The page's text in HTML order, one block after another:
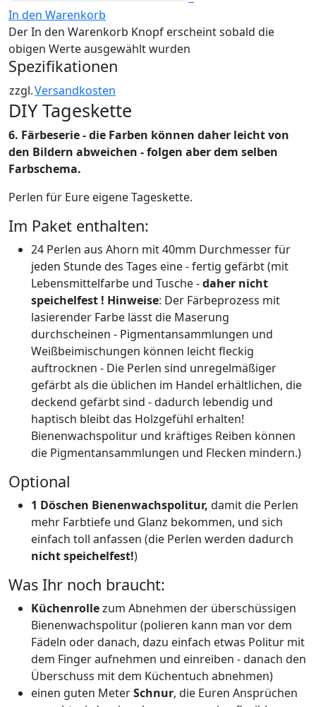
In den Warenkorb
Der In den Warenkorb Knopf erscheint sobald die
obigen Werte ausgewählt wurden
Spezifikationen
zzgl.Versandkosten
DIY Tageskette
6. Färbeserie - die Farben können daher leicht von
den Bildern abweichen - folgen aber dem selben
Farbschema.
Perlen für Eure eigene Tageskette.
Im Paket enthalten:
24 Perlen aus Ahorn mit 40mm Durchmesser für
jeden Stunde des Tages eine - fertig gefärbt (mit
Lebensmittelfarbe und Tusche -daher nicht
speichelfest ! Hinweise: Der Färbeprozess mit
lasierender Farbe lässt die Maserung
durchscheinen - Pigmentansammlungen und
Weißbeimischungen können leicht fleckig
auftrocknen - Die Perlen sind unregelmäßiger
gefärbt als die üblichen im Handel erhältlichen, die
deckend gefärbt sind - dadurch lebendig und
haptisch bleibt das Holzgefühl erhalten!
Bienenwachspolitur und kräftiges Reiben können
die Pigmentansammlungen und Flecken mindern.)
Optional
1 Döschen Bienenwachspolitur, damit die Perlen
mehr Farbtiefe und Glanz bekommen, und sich
einfach toll anfassen (die Perlen werden dadurch
nicht speichelfest!)
Was Ihr noch braucht:
Küchenrollezum Abnehmen der überschüssigen
Bienenwachspolitur (polieren kann man vor dem
Fädeln oder danach, dazu einfach etwas Politur mit
dem Finger aufnehmen und einreiben - danach den
Überschuss mit dem Küchentuch abnehmen)
einen guten MeterSchnur, die Euren Ansprüchen